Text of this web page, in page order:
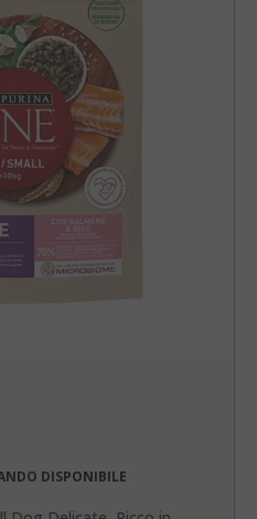
DISPONIBILE